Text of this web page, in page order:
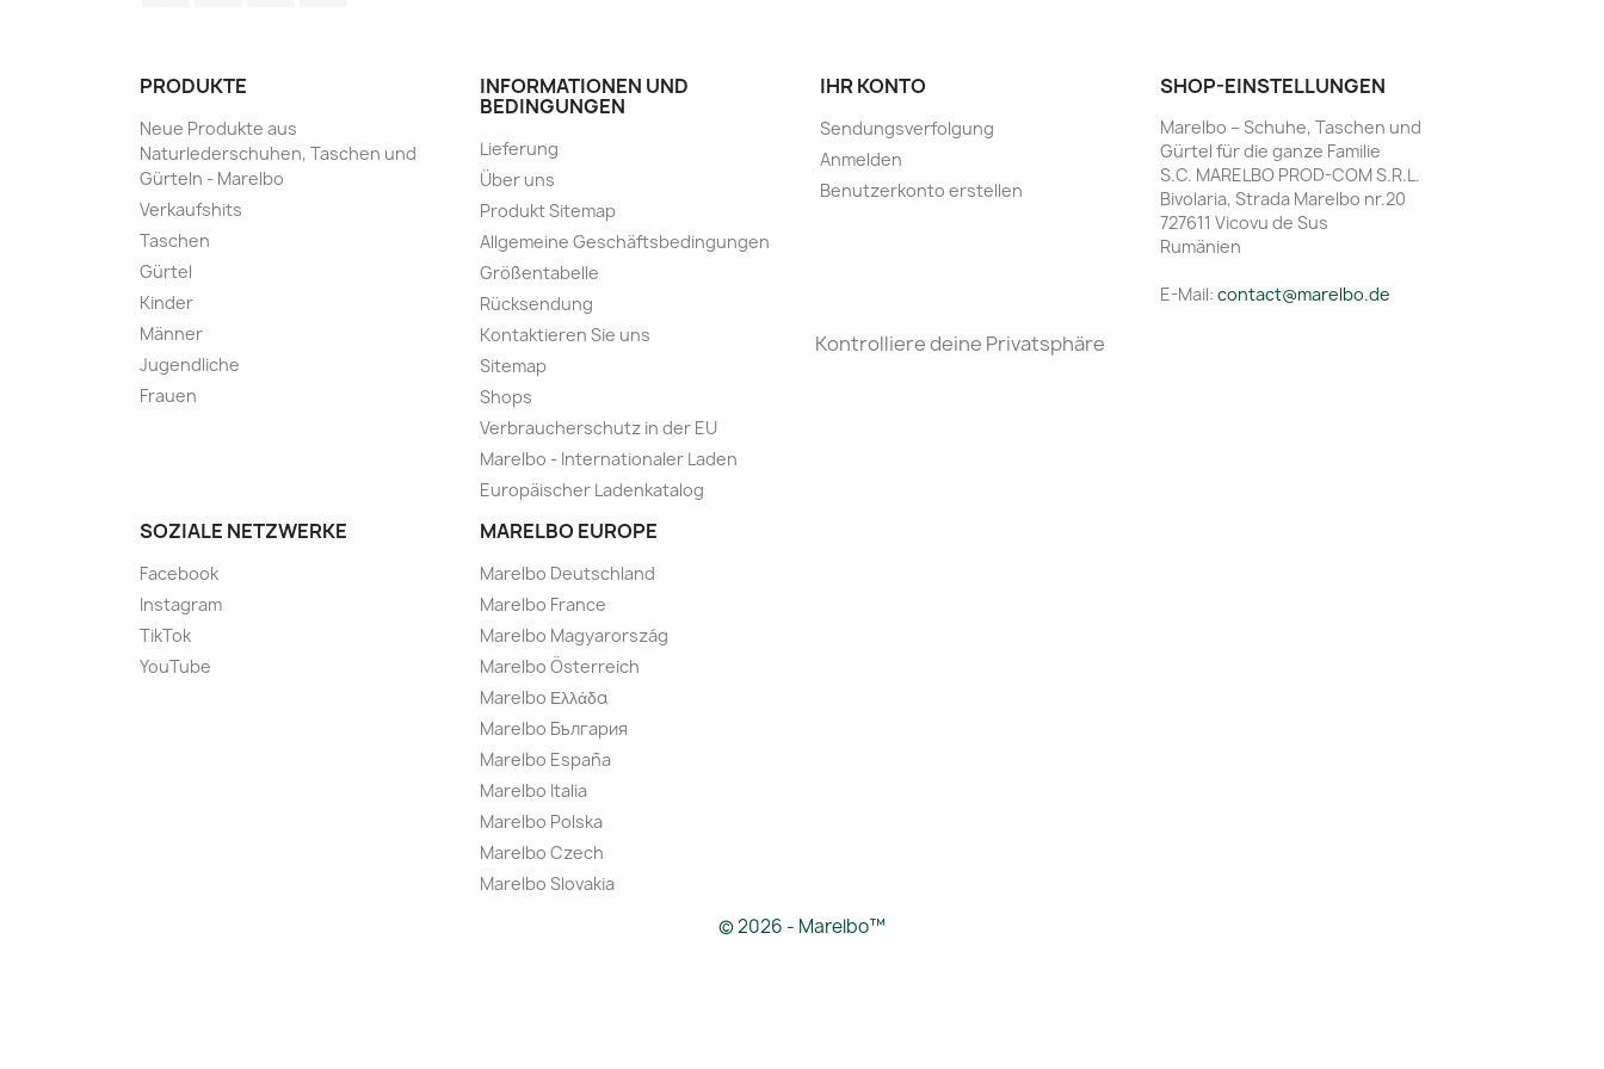
PRODUKTE
Neue Produkte aus
Naturlederschuhen, Taschen und
Gürteln - Marelbo
Verkaufshits
Taschen
Gürtel
Kinder
Männer
Jugendliche
Frauen
INFORMATIONEN UND
BEDINGUNGEN
Lieferung
Über uns
Produkt Sitemap
Allgemeine Geschäftsbedingungen
Größentabelle
Rücksendung
Kontaktieren Sie uns
Sitemap
Shops
Verbraucherschutz in der EU
Marelbo - Internationaler Laden
Europäischer Ladenkatalog
SOZIALE NETZWERKE
Facebook
Instagram
TikTok
YouTube
MARELBO EUROPE
Marelbo Deutschland
Marelbo France
Marelbo Magyarország
Marelbo Österreich
Marelbo Ελλάδα
Marelbo България
Marelbo España
Marelbo Italia
Marelbo Polska
Marelbo Czech
Marelbo Slovakia
IHR KONTO
Sendungsverfolgung
Anmelden
Benutzerkonto erstellen
SHOP-EINSTELLUNGEN
Marelbo – Schuhe, Taschen und
Gürtel für die ganze Familie
S.C. MARELBO PROD-COM S.R.L.
Bivolaria, Strada Marelbo nr.20
727611 Vicovu de Sus
Rumänien
E-Mail: contact@marelbo.de
Kontrolliere deine Privatsphäre
© 2026 - Marelbo™